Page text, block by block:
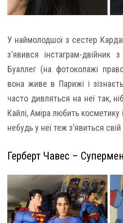
У наймолодшої з сестер
з’явився інстаграм-двійник
Буаллег (на фотоколажі
вона живе в Парижі і
часто дивляться на неї так,
Кайлі, Аміра любить косметику
небудь у неї теж з’явиться
Герберт Чавес – Супермен